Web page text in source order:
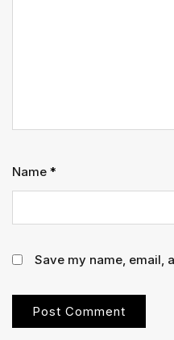
Name *
Save my name, email,